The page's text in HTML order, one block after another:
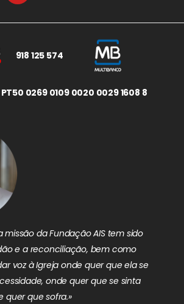
918 125 574
PT50 0269 0109 0020 0029 1608 8
missão da Fundação AIS tem sido
e a reconciliação, bem como
voz à Igreja onde quer que ela se
onde quer que se sinta
quer que sofra.»